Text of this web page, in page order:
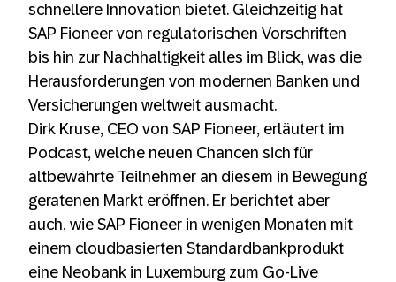
schnellere Innovation bietet. Gleichzeitig hat
SAP Fioneer von regulatorischen Vorschriften
bis hin zur Nachhaltigkeit alles im Blick, was die
Herausforderungen von modernen Banken und
Versicherungen weltweit ausmacht.
Dirk Kruse, CEO von SAP Fioneer, erläutert im
Podcast, welche neuen Chancen sich für
altbewährte Teilnehmer an diesem in Bewegung
geratenen Markt eröffnen. Er berichtet aber
auch, wie SAP Fioneer in wenigen Monaten mit
einem cloudbasierten Standardbankprodukt
eine Neobank in Luxemburg zum Go-Live